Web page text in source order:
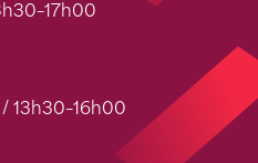
13h30–16h00